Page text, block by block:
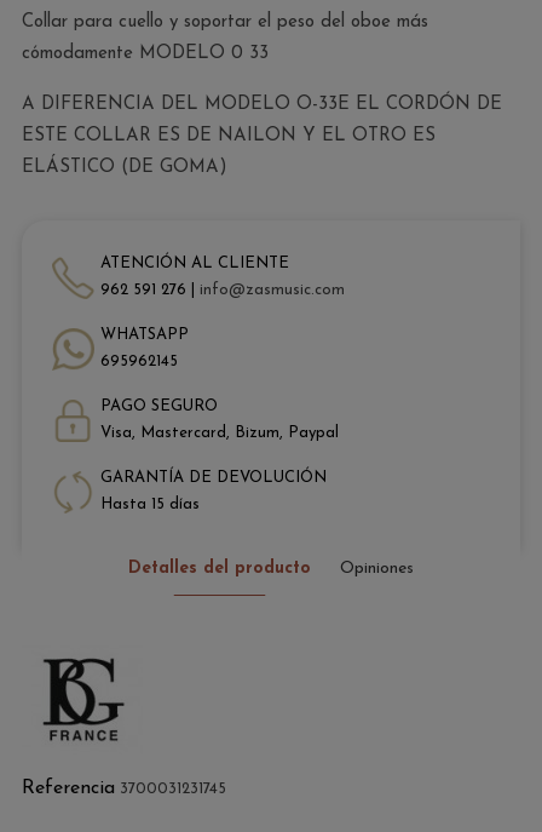
Collar para cuello y soportar el peso del oboe más
cómodamente MODELO 0 33
A DIFERENCIA DEL MODELO O-33E EL CORDÓN DE
ESTE COLLAR ES DE NAILON Y EL OTRO ES
ELÁSTICO (DE GOMA)
ATENCIÓN AL CLIENTE
962 591 276 | info@zasmusic.com
WHATSAPP
695962145
PAGO SEGURO
Visa, Mastercard, Bizum, Paypal
GARANTÍA DE DEVOLUCIÓN
Hasta 15 días
Detalles del producto Opiniones
Referencia 3700031231745